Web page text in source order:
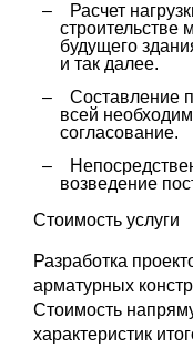
Расчет
строительстве
будущего
и так далее.
Составление
всей
согласование.
возведение
Стоимость услуги
Разработка
арматурных
Стоимость
характеристик